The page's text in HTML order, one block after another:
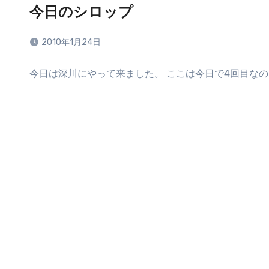
今日のシロップ
2010年1月24日
メ
今日は深川にやって来ました。 ここは今日で4回目な